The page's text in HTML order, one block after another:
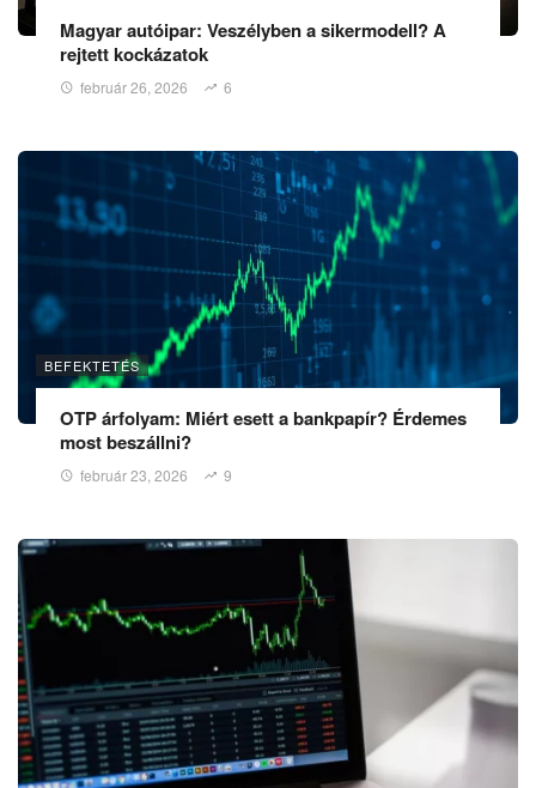
Magyar autóipar: Veszélyben a sikermodell? A
rejtett kockázatok
február 26, 2026 6
BEFEKTETÉS
OTP árfolyam: Miért esett a bankpapír? Érdemes
most beszállni?
február 23, 2026 9